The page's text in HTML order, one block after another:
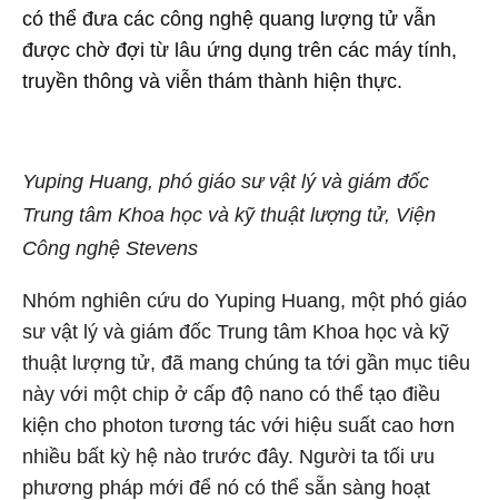
có thể đưa các công nghệ quang lượng tử vẫn
được chờ đợi từ lâu ứng dụng trên các máy tính,
truyền thông và viễn thám thành hiện thực.
Yuping Huang, phó giáo sư vật lý và giám đốc
Trung tâm Khoa học và kỹ thuật lượng tử, Viện
Công nghệ Stevens
Nhóm nghiên cứu do Yuping Huang, một phó giáo
sư vật lý và giám đốc Trung tâm Khoa học và kỹ
thuật lượng tử, đã mang chúng ta tới gần mục tiêu
này với một chip ở cấp độ nano có thể tạo điều
kiện cho photon tương tác với hiệu suất cao hơn
nhiều bất kỳ hệ nào trước đây. Người ta tối ưu
phương pháp mới để nó có thể sẵn sàng hoạt